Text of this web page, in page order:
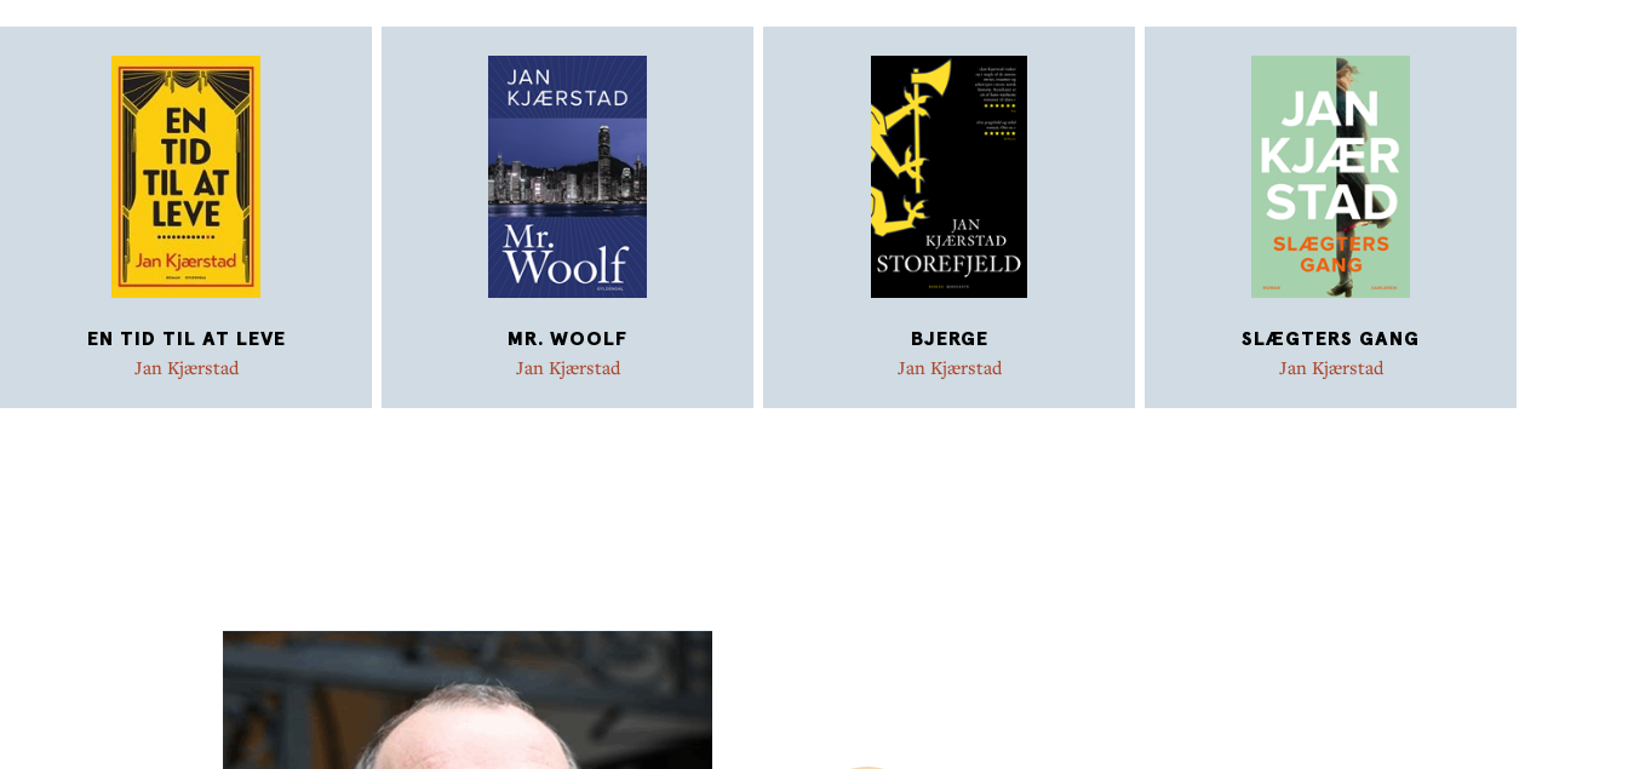
EN TID TIL AT LEVE
Jan Kjærstad
MR. WOOLF
Jan Kjærstad
BJERGE
Jan Kjærstad
SLÆGTERS GANG
Jan Kjærstad